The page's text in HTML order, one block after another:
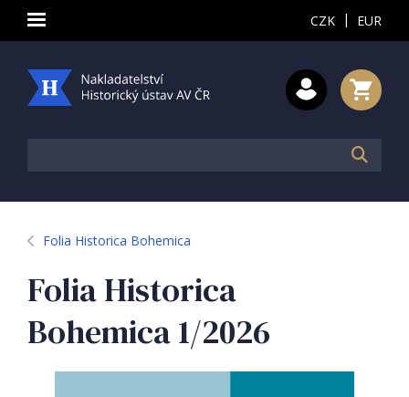
CZK | EUR
Folia Historica Bohemica
Folia Historica
Bohemica 1/2026